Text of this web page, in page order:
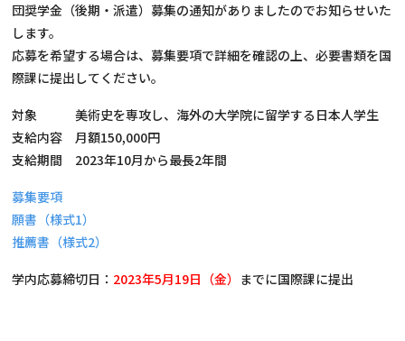
団奨学金（後期・派遣）募集の通知がありましたのでお知らせいた
します。
応募を希望する場合は、募集要項で詳細を確認の上、必要書類を国
際課に提出してください。
対象 美術史を専攻し、海外の大学院に留学する日本人学生
支給内容 月額150,000円
支給期間 2023年10月から最長2年間
募集要項
願書（様式1）
推薦書（様式2）
学内応募締切日： 2023年5月19日（金） までに国際課に提出